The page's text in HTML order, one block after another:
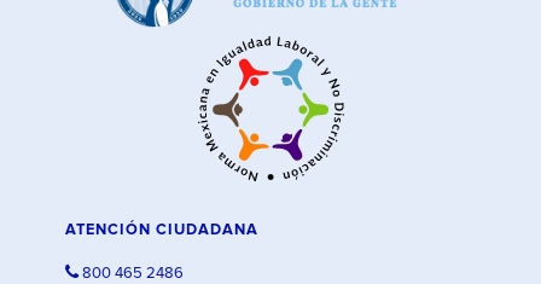
ATENCIÓN CIUDADANA
800 465 2486